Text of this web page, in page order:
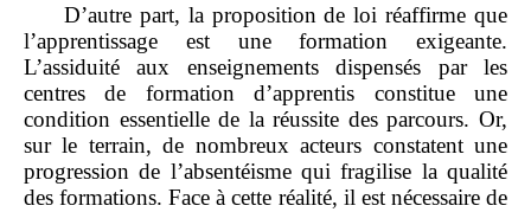
D’autre part, la proposition de loi réaffirme que
l’apprentissage est une formation exigeante.
L’assiduité aux enseignements dispensés par les
centres de formation d’apprentis constitue une
condition essentielle de la réussite des parcours. Or,
sur le terrain, de nombreux acteurs constatent une
progression de l’absentéisme qui fragilise la qualité
des formations. Face à cette réalité, il est nécessaire de